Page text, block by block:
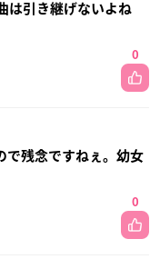
は引き継げないよね
0
で残念ですねぇ。幼女
0